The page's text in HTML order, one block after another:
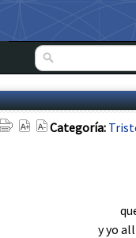
Categoría:
y yo